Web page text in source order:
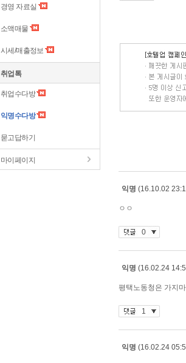
경영 자료실
소액매물
시세/매출정보
취업톡
취업수다방
익명수다방
묻고답하기
마이페이지